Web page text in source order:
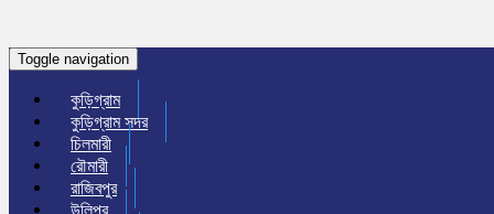
Toggle navigation
কুড়িগ্রাম
কুড়িগ্রাম সদর
চিলমারী
রৌমারী
রাজিবপুর
উলিপুর